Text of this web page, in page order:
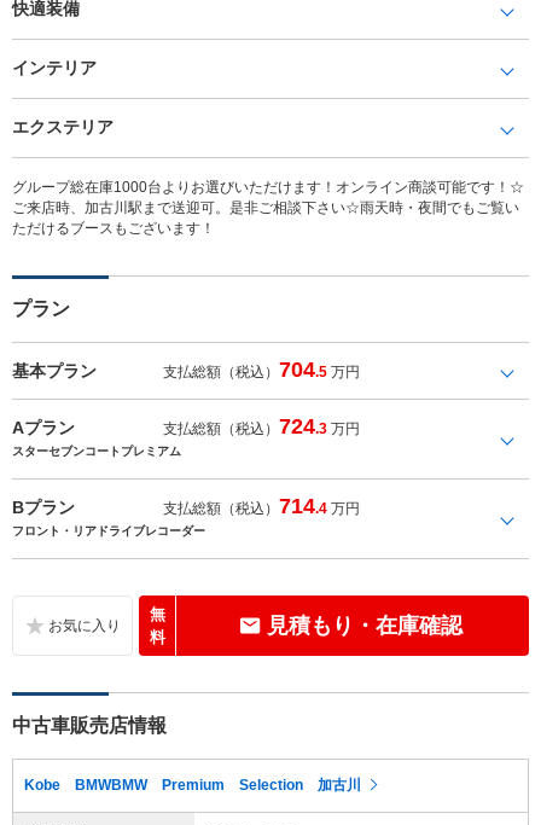
快適装備
インテリア
エクステリア
グループ総在庫1000台よりお選びいただけます！オンライン商談可能です！☆
ご来店時、加古川駅まで送迎可。是非ご相談下さい☆雨天時・夜間でもご覧い
ただけるブースもございます！
プラン
基本プラン 支払総額（税込） 704.5 万円
Aプラン 支払総額（税込） 724.3 万円
スターセブンコートプレミアム
Bプラン 支払総額（税込） 714.4 万円
フロント・リアドライブレコーダー
無
料
見積もり・在庫確認
中古車販売店情報
Kobe BMWBMW Premium Selection 加古川